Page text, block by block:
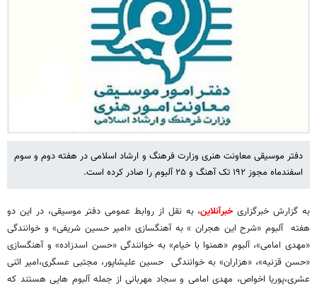
دفتر موسیقی معاونت هنری وزارت فرهنگ و ارشاد اسلامی در هفته دوم و سوم
اسفندماه مجوز ۱۹۲ تک آهنگ و ۲۵ آلبوم را صادر کرده است.
به گزارش خبرگزاریخبرآنلاین، به نقل از روابط عمومی دفتر موسیقی، در این دو
هفته آلبوم «شرح این هجران » به آهنگسازی «امیر حسین شریفی» و خوانندگی
«مهدی امامی»، آلبوم «همنوا با خیام» به خوانندگی «حسن اسدزاده» و آهنگسازی
«حسن قزنیه»، «هزاران» به خوانندگی حسین علیشاپور، مجتبی عسگری،امیر اثنی
عشری،پوریا اخواص، مهدی امامی و سجاد مهربانی از جمله آلبوم هایی هستند که